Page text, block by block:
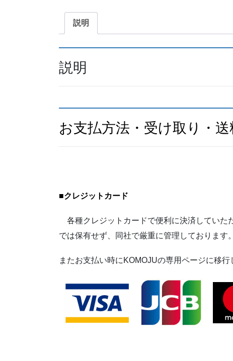
説明
説明
お支払方法・受け取り・
■クレジットカード
各種クレジットカードで便利に決済していた
では保有せず、同社で厳重に管理しております。
またお支払い時にKOMOJUの専用ページに移